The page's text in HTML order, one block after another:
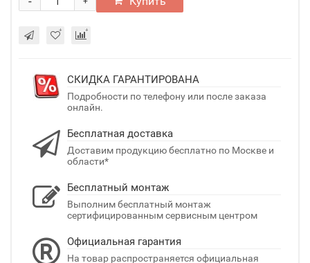
СКИДКА ГАРАНТИРОВАНА
Подробности по телефону или после заказа
онлайн.
Бесплатная доставка
Доставим продукцию бесплатно по Москве и
области*
Бесплатный монтаж
Выполним бесплатный монтаж
сертифицированным сервисным центром
Официальная гарантия
На товар распространяется официальная